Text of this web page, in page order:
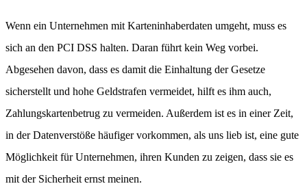
Wenn ein Unternehmen mit Karteninhaberdaten umgeht, muss es
sich an den PCI DSS halten. Daran führt kein Weg vorbei.
Abgesehen davon, dass es damit die Einhaltung der Gesetze
sicherstellt und hohe Geldstrafen vermeidet, hilft es ihm auch,
Zahlungskartenbetrug zu vermeiden. Außerdem ist es in einer Zeit,
in der Datenverstöße häufiger vorkommen, als uns lieb ist, eine gute
Möglichkeit für Unternehmen, ihren Kunden zu zeigen, dass sie es
mit der Sicherheit ernst meinen.